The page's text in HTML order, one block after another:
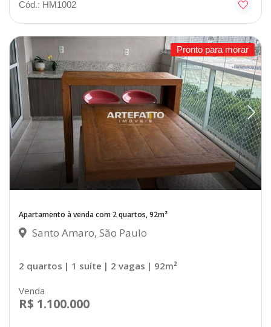
Cód.: HM1002
Pronto para morar
Apartamento à venda com 2 quartos, 92m²
Santo Amaro, São Paulo
2 quartos | 1 suíte | 2 vagas | 92m²
Venda
R$ 1.100.000